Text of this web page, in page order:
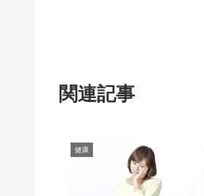
関連記事
健康